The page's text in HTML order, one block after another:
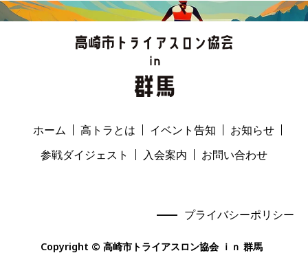
ホーム 高トラとは イベント告知
お知らせ
参戦ダイジェスト
入会案内 お問い合わせ
プライバシーポリシー
Copyright © 高崎市トライアスロン協会 ｉｎ 群馬